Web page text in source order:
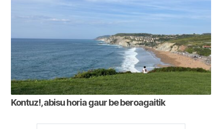
Kontuz!, abisu horia gaur be beroagaitik